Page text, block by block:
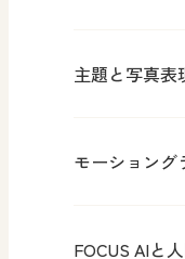
主題と写真表
モーショング
FOCUS AIと